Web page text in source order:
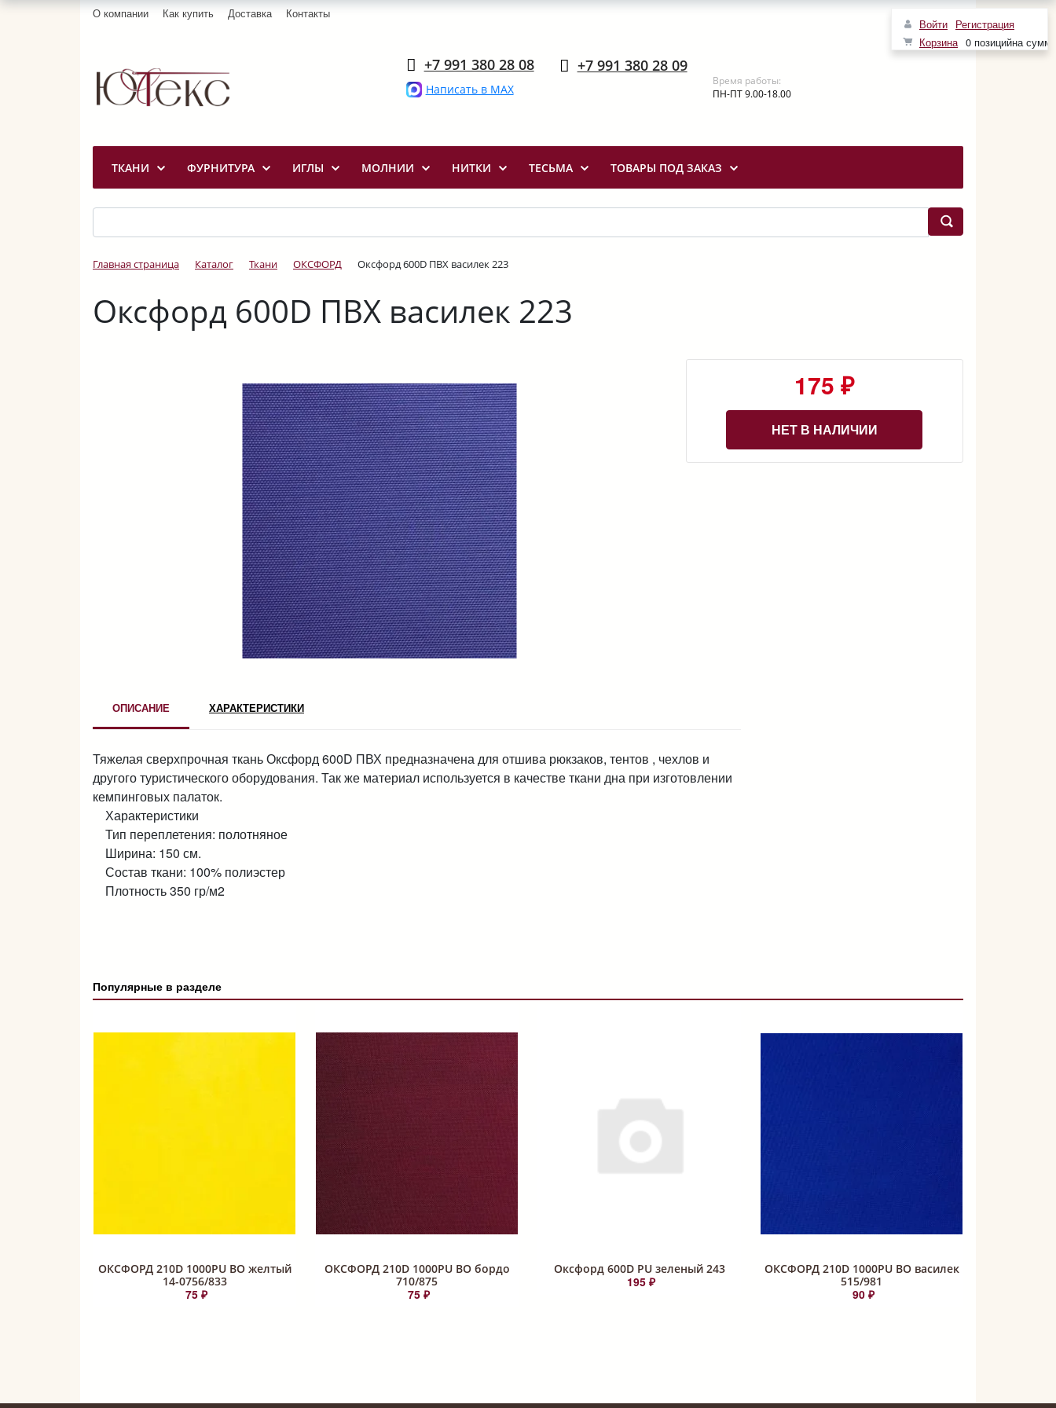
О компании Как купить Доставка Контакты
Войти Регистрация
Корзина 0 позицийна
+7 991 380 28 08
Написать в MAX
+7 991 380 28 09
Время работы:
ПН-ПТ 9.00-18.00
ТКАНИ ФУРНИТУРА ИГЛЫ МОЛНИИ НИТКИ ТЕСЬМА ТОВАРЫ ПОД ЗАКАЗ
Главная страница Каталог Ткани ОКСФОРД Оксфорд 600D ПВХ василек 223
Оксфорд 600D ПВХ василек 223
175 ₽
НЕТ В НАЛИЧИИ
ОПИСАНИЕ ХАРАКТЕРИСТИКИ
Тяжелая сверхпрочная ткань Оксфорд 600D ПВХ предназначена для отшива рюкзаков, тентов , чехлов и
другого туристического оборудования. Так же материал используется в качестве ткани дна при изготовлении
кемпинговых палаток.
Характеристики
Тип переплетения: полотняное
Ширина: 150 см.
Состав ткани: 100% полиэстер
Плотность 350 гр/м2
Популярные в разделе
ОКСФОРД 210D 1000PU ВО желтый
14-0756/833
75 ₽
ОКСФОРД 210D 1000PU ВО бордо
710/875
75 ₽
Оксфорд 600D PU зеленый 243
195 ₽
ОКСФОРД 210D 1000PU ВО василек
515/981
90 ₽